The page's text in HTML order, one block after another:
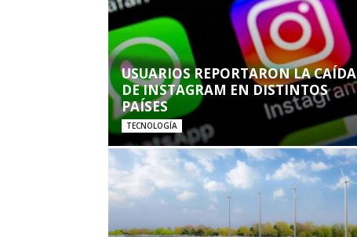
USUARIOS REPORTARON LA CAÍDA
DE INSTAGRAM EN DISTINTOS
PAÍSES
TECNOLOGÍA